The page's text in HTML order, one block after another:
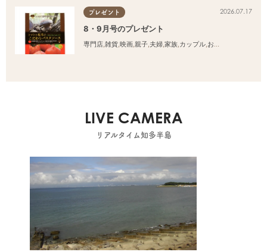
プレゼント 2026.07.17
8・9月号のプレゼント
専門店 雑貨 映画 親子 夫婦 家族 カップル おひとりさま
LIVE CAMERA
リアルタイム知多半島